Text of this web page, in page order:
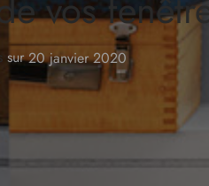
sur 20 janvier 2020